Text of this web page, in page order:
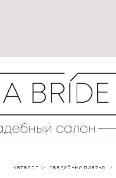
каталог > свадебные платья >